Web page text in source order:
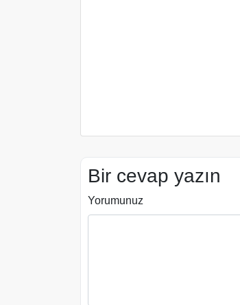
Bir cevap yazın
Yorumunuz